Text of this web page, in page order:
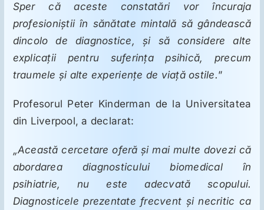
Sper că aceste constatări vor încuraja
profesioniștii în sănătate mintală să gândească
dincolo de diagnostice, și să considere alte
explicații pentru suferința psihică, precum
traumele și alte experiențe de viață ostile.”
Profesorul Peter Kinderman de la Universitatea
din Liverpool, a declarat:
„Această cercetare oferă și mai multe dovezi că
abordarea diagnosticului biomedical în
psihiatrie, nu este adecvată scopului.
Diagnosticele prezentate frecvent și necritic ca